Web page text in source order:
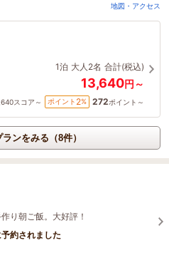
地図・アクセス
1泊 大人2名 合計(税込)
13,640円～
スコア～ ポイント 2% 272ポイント～
ンをみる（8件）
り朝ご飯。大好評！
約されました